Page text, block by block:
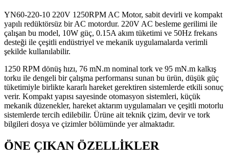
YN60-220-10 220V 1250RPM AC Motor, sabit devirli ve kompakt
yapılı redüktörsüz bir AC motordur. 220V AC besleme gerilimi ile
çalışan bu model, 10W güç, 0.15A akım tüketimi ve 50Hz frekans
desteği ile çeşitli endüstriyel ve mekanik uygulamalarda verimli
şekilde kullanılabilir.
1250 RPM dönüş hızı, 76 mN.m nominal tork ve 95 mN.m kalkış
torku ile dengeli bir çalışma performansı sunan bu ürün, düşük güç
tüketimiyle birlikte kararlı hareket gerektiren sistemlerde etkili sonuç
verir. Kompakt yapısı sayesinde otomasyon sistemleri, küçük
mekanik düzenekler, hareket aktarım uygulamaları ve çeşitli motorlu
sistemlerde tercih edilebilir. Ürüne ait teknik çizim, devir ve tork
bilgileri dosya ve çizimler bölümünde yer almaktadır.
ÖNE ÇIKAN ÖZELLİKLER